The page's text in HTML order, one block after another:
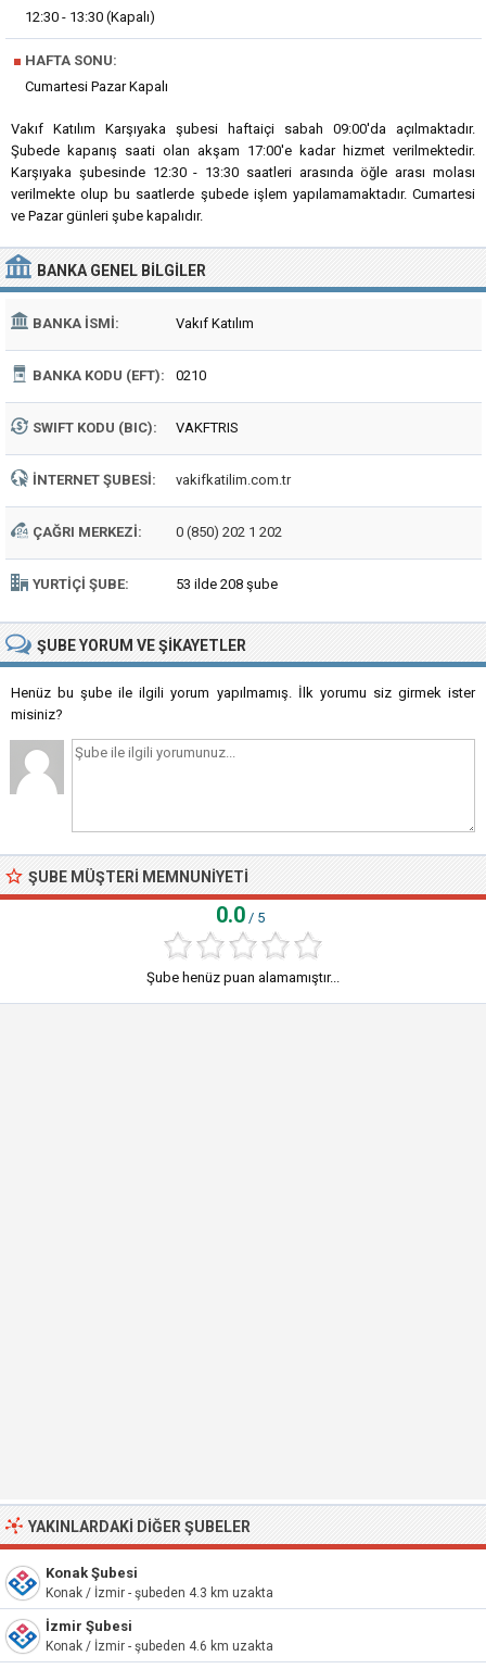
12:30 - 13:30 (Kapalı)
■ HAFTA SONU:
Cumartesi Pazar Kapalı
Vakıf Katılım Karşıyaka şubesi haftaiçi sabah 09:00'da açılmaktadır.
Şubede kapanış saati olan akşam 17:00'e kadar hizmet verilmektedir.
Karşıyaka şubesinde 12:30 - 13:30 saatleri arasında öğle arası molası
verilmekte olup bu saatlerde şubede işlem yapılamamaktadır. Cumartesi
ve Pazar günleri şube kapalıdır.
BANKA GENEL BILGILER
BANKA İSMI: Vakıf Katılım
BANKA KODU (EFT): 0210
SWIFT KODU (BIC): VAKFTRIS
İNTERNET ŞUBESI: vakifkatilim.com.tr
ÇAĞRI MERKEZI: 0 (850) 202 1 202
YURTIÇI ŞUBE: 53 ilde 208 şube
ŞUBEYORUM VE ŞIKAYETLER
Henüz bu şube ile ilgili yorum yapılmamış. İlk yorumu siz girmek ister
misiniz?
ŞUBE MÜŞTERI MEMNUNIYETI
0.0 / 5
Şube henüz puan alamamıştır...
YAKINLARDAKI DIĞER ŞUBELER
Konak Şubesi
Konak / İzmir - şubeden 4.3 km uzakta
İzmir Şubesi
Konak / İzmir - şubeden 4.6 km uzakta